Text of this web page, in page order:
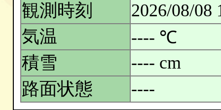
観測時刻
2026/08/08
気温
---- ℃
積雪
---- cm
路面状態
----